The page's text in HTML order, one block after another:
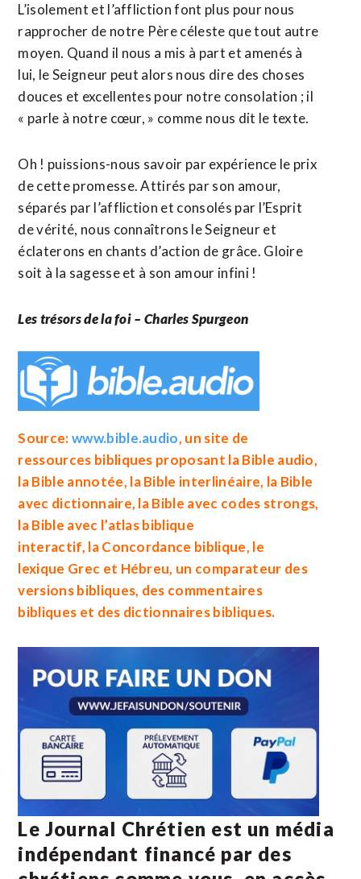
L’isolement et l’affliction font plus pour nous
rapprocher de notre Père céleste que tout autre
moyen. Quand il nous a mis à part et amenés à
lui, le Seigneur peut alors nous dire des choses
douces et excellentes pour notre consolation ; il
« parle à notre cœur, » comme nous dit le texte.
Oh ! puissions-nous savoir par expérience le prix
de cette promesse. Attirés par son amour,
séparés par l’affliction et consolés par l’Esprit
de vérité, nous connaîtrons le Seigneur et
éclaterons en chants d’action de grâce. Gloire
soit à la sagesse et à son amour infini !
Les trésors de la foi – Charles Spurgeon
Source:www.bible.audio, un site de
ressources bibliques proposant laBible audio,
laBible annotée, laBible interlinéaire, la Bible
avec dictionnaire, laBible avec codes strongs,
laBible avec l’atlas biblique
interactif, laConcordance biblique, le
lexique Grec et Hébreu, un comparateur des
versions bibliques, des commentaires
bibliques et des dictionnaires bibliques.
Le Journal Chrétien est un média
indépendant financé par des